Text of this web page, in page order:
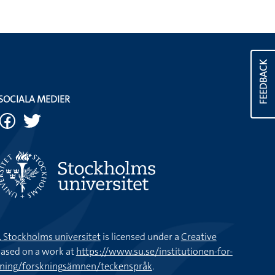
FEEDBACK
MEDIER
universitetis licensed under aCreative
on a work athttps://www.su.se/institutionen-for-
forskningsämnen/teckenspråk.